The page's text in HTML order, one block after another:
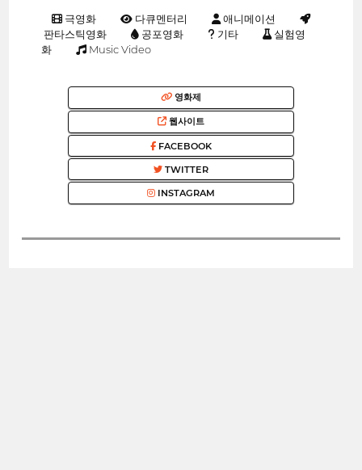
극영화 다큐멘터리
애니메이션
판타스틱영화
공포영화 기타
실험영
화
Music Video
영화제
웹사이트
FACEBOOK
TWITTER
INSTAGRAM